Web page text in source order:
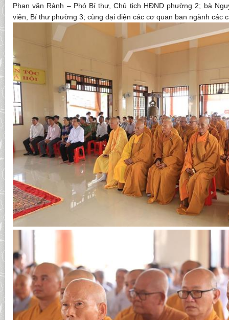
Phan văn Rành – Phó Bí thư, Chủ tịch HĐND phường 2; bà
viên, Bí thư phường 3; cùng đại diện các cơ quan ban ngành các